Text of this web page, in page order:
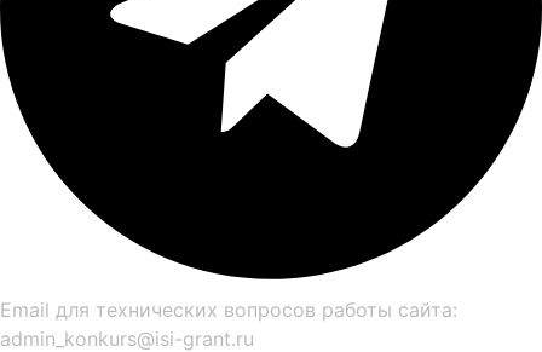
Email для технических вопросов работы сайта:
admin_konkurs@isi-grant.ru